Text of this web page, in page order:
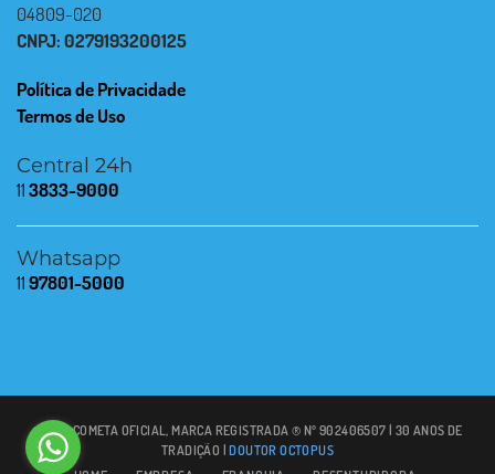
04809-020
CNPJ: 0279193200125
Política de Privacidade
Termos de Uso
Central 24h
113833-9000
Whatsapp
1197801-5000
© 2021 COMETA OFICIAL, MARCA REGISTRADA ® Nº 902406507 | 30 ANOS DE
TRADIÇÃO |DOUTOR OCTOPUS